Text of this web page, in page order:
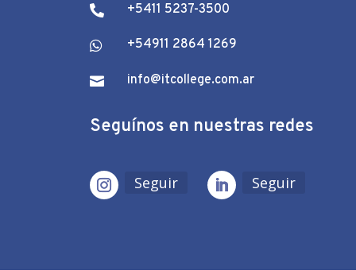
 +5411 5237-3500
 +54911 2864 1269
 info@itcollege.com.ar
Seguínos en nuestras redes
Seguir Seguir